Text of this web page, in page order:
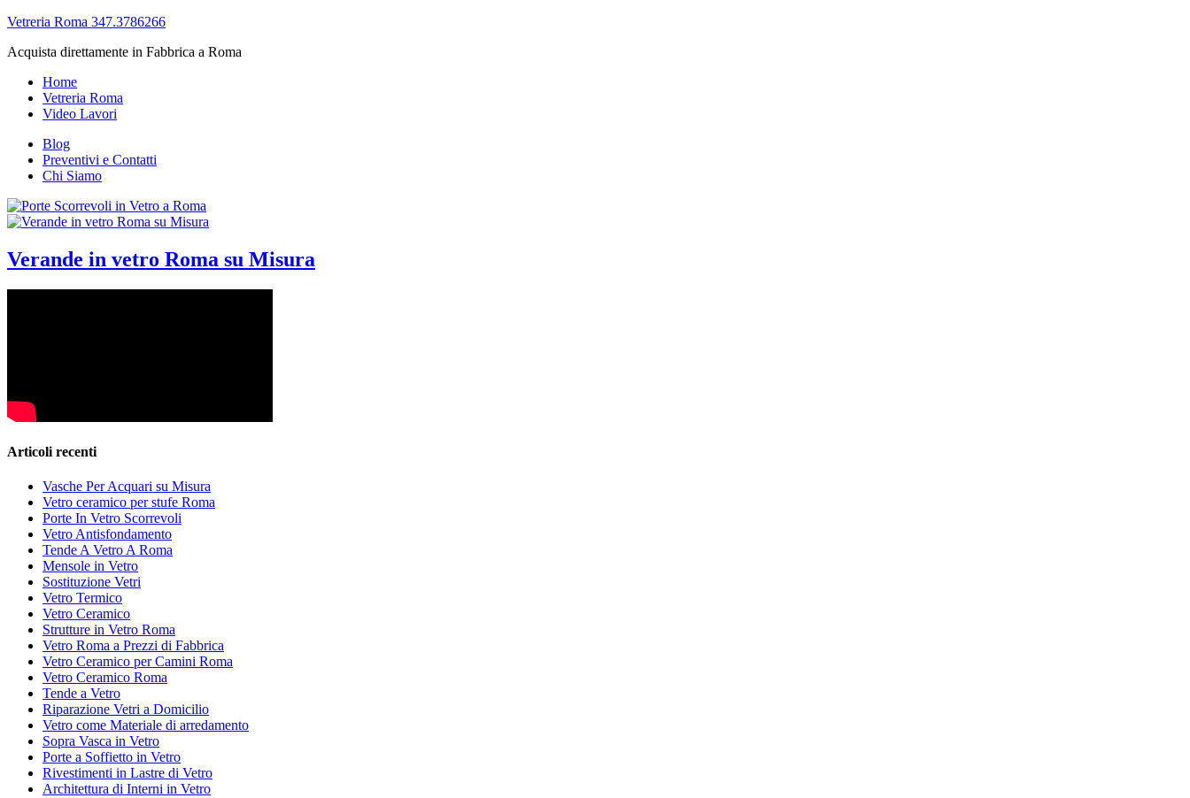
Vetreria Roma 347.3786266
Acquista direttamente in Fabbrica a Roma
Home
Vetreria Roma
Video Lavori
Blog
Preventivi e Contatti
Chi Siamo
Verande in vetro Roma su Misura
Articoli recenti
Vasche Per Acquari su Misura
Vetro ceramico per stufe Roma
Porte In Vetro Scorrevoli
Vetro Antisfondamento
Tende A Vetro A Roma
Mensole in Vetro
Sostituzione Vetri
Vetro Termico
Vetro Ceramico
Strutture in Vetro Roma
Vetro Roma a Prezzi di Fabbrica
Vetro Ceramico per Camini Roma
Vetro Ceramico Roma
Tende a Vetro
Riparazione Vetri a Domicilio
Vetro come Materiale di arredamento
Sopra Vasca in Vetro
Porte a Soffietto in Vetro
Rivestimenti in Lastre di Vetro
Architettura di Interni in Vetro